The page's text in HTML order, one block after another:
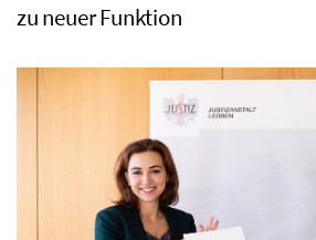
zu neuer Funktion